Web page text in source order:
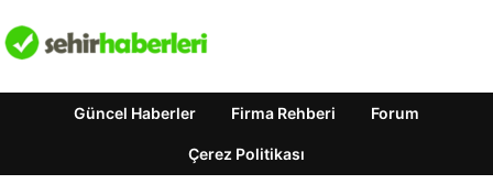
Güncel Haberler Firma Rehberi Forum
Çerez Politikası